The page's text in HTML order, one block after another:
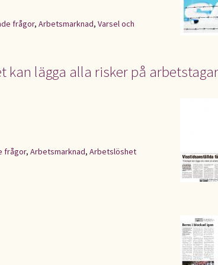
frågor, Arbetsmarknad, Varsel och
kan lägga alla risker på
frågor, Arbetsmarknad, Arbetslöshet